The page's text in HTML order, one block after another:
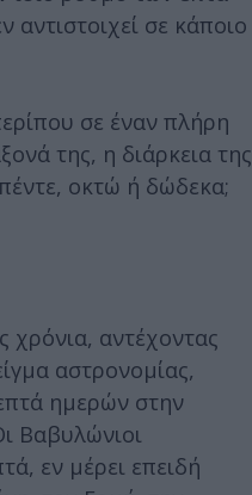
σε κάποιο
σε έναν πλήρη
της, η διάρκεια της
οκτώ ή δώδεκα;
χρόνια, αντέχοντας
αστρονομίας,
ημερών στην
Βαβυλώνιοι
εν μέρει επειδή